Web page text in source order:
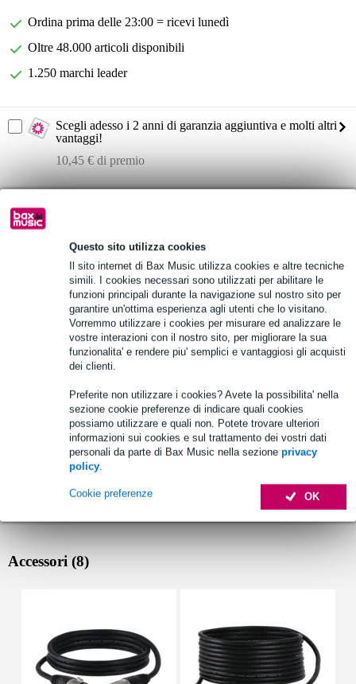
Questo sito utilizza cookies
Il sito internet di Bax Music utilizza cookies e altre tecniche
simili. I cookies necessari sono utilizzati per abilitare le
funzioni principali durante la navigazione sul nostro sito per
garantire un'ottima esperienza agli utenti che lo visitano.
Vorremmo utilizzare i cookies per misurare ed analizzare le
vostre interazioni con il nostro sito, per migliorare la sua
funzionalita' e rendere piu' semplici e vantaggiosi gli acquisti
dei clienti.
Preferite non utilizzare i cookies? Avete la possibilita' nella
sezione cookie preferenze di indicare quali cookies
possiamo utilizzare e quali non. Potete trovare ulteriori
informazioni sui cookies e sul trattamento dei vostri dati
personali da parte di Bax Music nella sezione privacy
policy.
OK
Cookie preferenze
Ordina prima delle 23:00 = ricevi lunedì
Oltre 48.000 articoli disponibili
1.250 marchi leader
Scegli adesso i 2 anni di garanzia aggiuntiva e molti altri
vantaggi!
10,45 € di premio
Xvive U3C
sistema wireless per microfoni a condensatore
fornisce alimentazione phantom a 12 o 48 V
Specifiche complete
Vedi anche (2)
Accessori (8)